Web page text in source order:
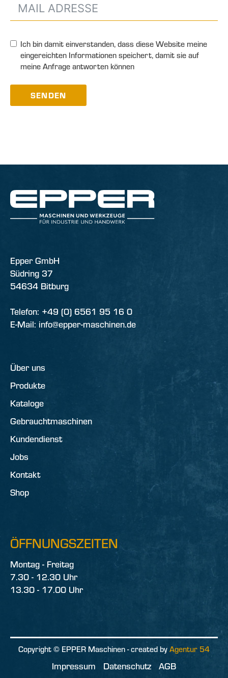
Ich bin damit einverstanden, dass diese Website meine
eingereichten Informationen speichert, damit sie auf
meine Anfrage antworten können
SENDEN
Epper GmbH
Südring 37
54634 Bitburg
Telefon: +49 (0) 6561 95 16 0
E-Mail: info@epper-maschinen.de
Über uns
Produkte
Kataloge
Gebrauchtmaschinen
Kundendienst
Jobs
Kontakt
Shop
ÖFFNUNGSZEITEN
Montag - Freitag
7.30 - 12.30 Uhr
13.30 - 17.00 Uhr
Copyright © EPPER Maschinen - created by Agentur 54
Impressum Datenschutz AGB